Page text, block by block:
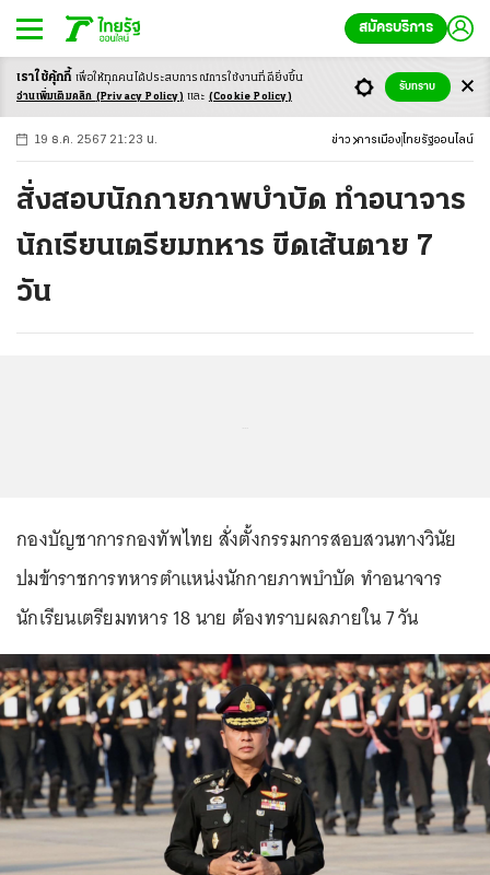
สมัครบริการ
-ก ก ก+
19 ธ.ค. 2567 21:23 น. ข่าว การเมือง ไทยรัฐออนไลน์
สั่งสอบนักกายภาพบำบัด ทำอนาจาร
นักเรียนเตรียมทหาร ขีดเส้นตาย 7
วัน
กองบัญชาการกองทัพไทย สั่งตั้งกรรมการสอบสวนทางวินัย
ปมข้าราชการทหารตำแหน่งนักกายภาพบำบัด ทำอนาจาร
นักเรียนเตรียมทหาร 18 นาย ต้องทราบผลภายใน 7 วัน
เราใช้คุ้กกี้ เพื่อให้ทุกคนได้ประสบการณ์การใช้งานที่ดียิ่งขึ้น
อ่านเพิ่มเติมคลิก (Privacy Policy) และ (Cookie Policy)
รับทราบ